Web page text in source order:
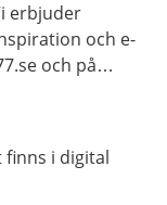
erbjuder
och e-
och på
finns i digital